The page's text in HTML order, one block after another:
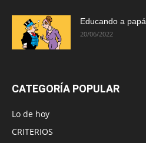
Educando a papá
20/06/2022
CATEGORÍA POPULAR
Lo de hoy
CRITERIOS